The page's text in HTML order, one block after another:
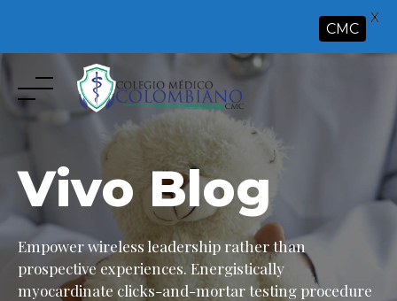
content
Vivo Blog
Empower wireless leadership rather than
prospective experiences. Energistically
myocardinate clicks-and-mortar testing procedure
CMC
X